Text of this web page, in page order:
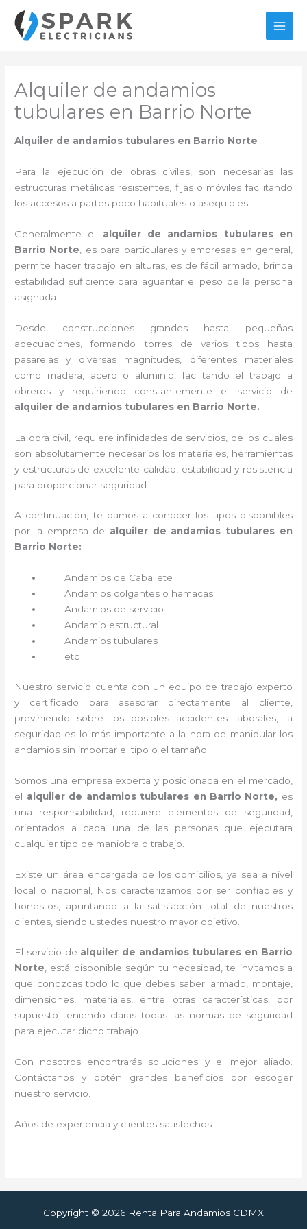
contenido
Alquiler de andamios
tubulares en Barrio Norte
Alquiler de andamios tubulares en Barrio Norte
Para la ejecución de obras civiles, son necesarias las
estructuras metálicas resistentes, fijas o móviles facilitando
los accesos a partes poco habituales o asequibles.
Generalmente el alquiler de andamios tubulares en
Barrio Norte , es para particulares y empresas en general,
permite hacer trabajo en alturas, es de fácil armado, brinda
estabilidad suficiente para aguantar el peso de la persona
asignada.
Desde construcciones grandes hasta pequeñas
adecuaciones, formando torres de varios tipos hasta
pasarelas y diversas magnitudes, diferentes materiales
como madera, acero o aluminio, facilitando el trabajo a
obreros y requiriendo constantemente el servicio de
alquiler de andamios tubulares en Barrio Norte.
La obra civil, requiere infinidades de servicios, de los cuales
son absolutamente necesarios los materiales, herramientas
y estructuras de excelente calidad, estabilidad y resistencia
para proporcionar seguridad.
A continuación, te damos a conocer los tipos disponibles
por la empresa de alquiler de andamios tubulares en
Barrio Norte:
Andamios de Caballete
Andamios colgantes o hamacas
Andamios de servicio
Andamio estructural
Andamios tubulares
etc
Nuestro servicio cuenta con un equipo de trabajo experto
y certificado para asesorar directamente al cliente,
previniendo sobre los posibles accidentes laborales, la
seguridad es lo más importante a la hora de manipular los
andamios sin importar el tipo o el tamaño.
Somos una empresa experta y posicionada en el mercado,
el alquiler de andamios tubulares en Barrio Norte, es
una responsabilidad, requiere elementos de seguridad,
orientados a cada una de las personas que ejecutara
cualquier tipo de maniobra o trabajo.
Existe un área encargada de los domicilios, ya sea a nivel
local o nacional, Nos caracterizamos por ser confiables y
honestos, apuntando a la satisfacción total de nuestros
clientes, siendo ustedes nuestro mayor objetivo.
El servicio de alquiler de andamios tubulares en Barrio
Norte, está disponible según tu necesidad, te invitamos a
que conozcas todo lo que debes saber; armado, montaje,
dimensiones, materiales, entre otras características, por
supuesto teniendo claras todas las normas de seguridad
para ejecutar dicho trabajo.
Con nosotros encontrarás soluciones y el mejor aliado.
Contáctanos y obtén grandes beneficios por escoger
nuestro servicio.
Años de experiencia y clientes satisfechos.
Copyright © 2026 Renta Para Andamios CDMX